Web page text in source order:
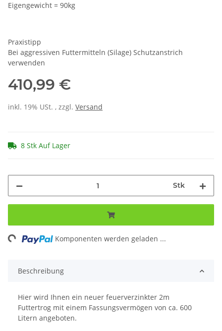
Eigengewicht = 90kg
Praxistipp
Bei aggressiven Futtermitteln (Silage) Schutzanstrich
verwenden
410,99 €
inkl. 19% USt. , zzgl. Versand
8 Stk Auf Lager
Stk
Komponenten werden geladen ...
Beschreibung
Hier wird Ihnen ein neuer feuerverzinkter 2m
Futtertrog mit einem Fassungsvermögen von ca. 600
Litern angeboten.